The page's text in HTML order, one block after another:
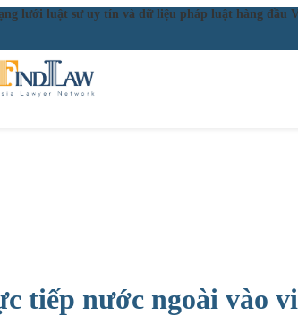
lưới luật sư uy tín và dữ liệu pháp luật hàng đầu
tiếp nước ngoài vào